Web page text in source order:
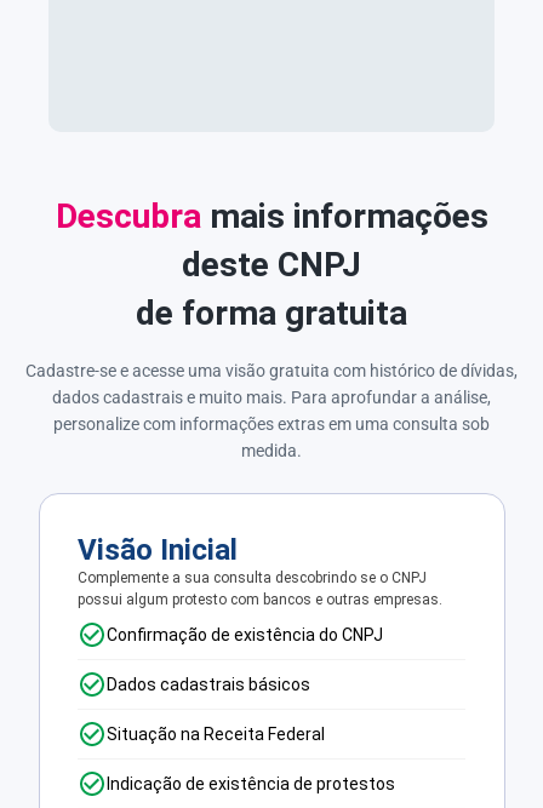
Descubramais informações
deste CNPJ
de forma gratuita
Cadastre-se e acesse uma visão gratuita com histórico de dívidas,
dados cadastrais e muito mais. Para aprofundar a análise,
personalize com informações extras em uma consulta sob
medida.
Visão Inicial
Complemente a sua consulta descobrindo se o CNPJ
possui algum protesto com bancos e outras empresas.
Confirmação de existência do CNPJ
Dados cadastrais básicos
Situação na Receita Federal
Indicação de existência de protestos